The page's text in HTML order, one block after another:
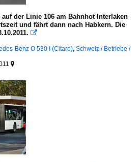
der Linie 106 am Bahnhot Interlaken
und fährt dann nach Habkern. Die

Benz O 530 I (Citaro), Schweiz / Betriebe /
